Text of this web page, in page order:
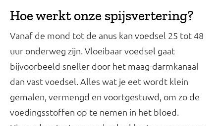
Hoe werkt onze spijsvertering?
Vanaf de mond tot de anus kan voedsel 25 tot 48
uur onderweg zijn. Vloeibaar voedsel gaat
bijvoorbeeld sneller door het maag-darmkanaal
dan vast voedsel. Alles wat je eet wordt klein
gemalen, vermengd en voortgestuwd, om zo de
voedingsstoffen op te nemen in het bloed.